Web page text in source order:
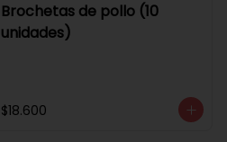
Brochetas de pollo (10
unidades)
$18.600